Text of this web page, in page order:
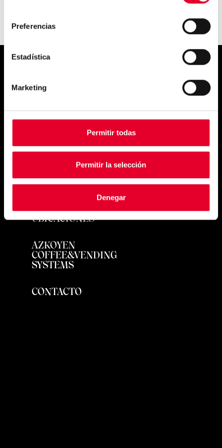
Preferencias
Estadística
Marketing
Permitir todas
Permitir la selección
Denegar
Simply
exquisite
UBICACIONES
AZKOYEN
COFFEE&VENDING
SYSTEMS
CONTACTO